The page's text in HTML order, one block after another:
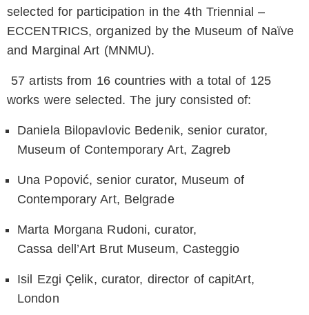
selected for participation in the4th Triennial –
ECCENTRICS, organized by the Museum of Naïve
and Marginal Art (MNMU).
57 artists from 16 countries with a total of 125
works were selected. The jury consisted of:
Daniela Bilopavlovic Bedenik, senior curator,
Museum of Contemporary Art, Zagreb
Una Popović, senior curator, Museum of
Contemporary Art, Belgrade
Marta Morgana Rudoni, curator,
Cassa dell’Art Brut Museum, Casteggio
Isil Ezgi Çelik, curator, director of capitArt,
London